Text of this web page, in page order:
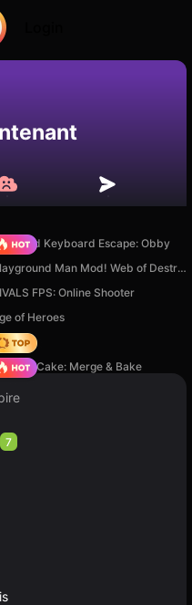
Non Enregistrer
Speed Keyboard Escape: Obby
Playground Man Mod! Web of Destruction!
FPS: Online Shooter
of Heroes
of Cake: Merge & Bake
7